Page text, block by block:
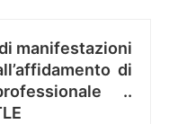
manifestazioni
di
..